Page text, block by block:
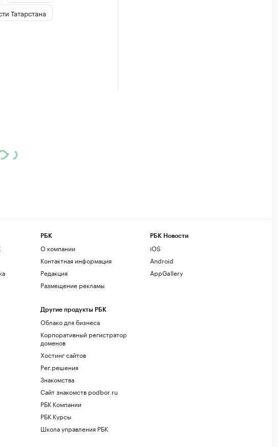
Татарстана
РБК
О компании
Контактная информация
Редакция
Размещение рекламы
Другие продукты РБК
Облако для бизнеса
Корпоративный регистратор
доменов
Хостинг сайтов
Рег.решения
Знакомства
Сайт знакомств podbor.ru
РБК Компании
РБК Курсы
Школа управления РБК
РБК Новости
iOS
Android
AppGallery